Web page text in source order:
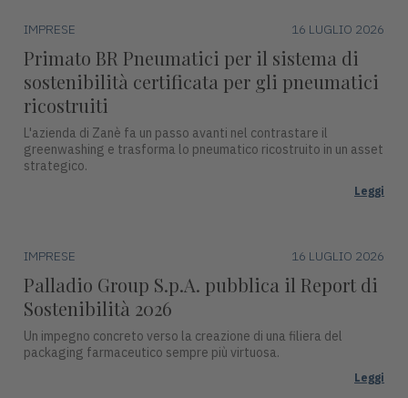
IMPRESE 16 LUGLIO 2026
Primato BR Pneumatici per il sistema di
sostenibilità certificata per gli pneumatici
ricostruiti
L'azienda di Zanè fa un passo avanti nel contrastare il
greenwashing e trasforma lo pneumatico ricostruito in un asset
strategico.
Leggi
IMPRESE 16 LUGLIO 2026
Palladio Group S.p.A. pubblica il Report di
Sostenibilità 2026
Un impegno concreto verso la creazione di una filiera del
packaging farmaceutico sempre più virtuosa.
Leggi